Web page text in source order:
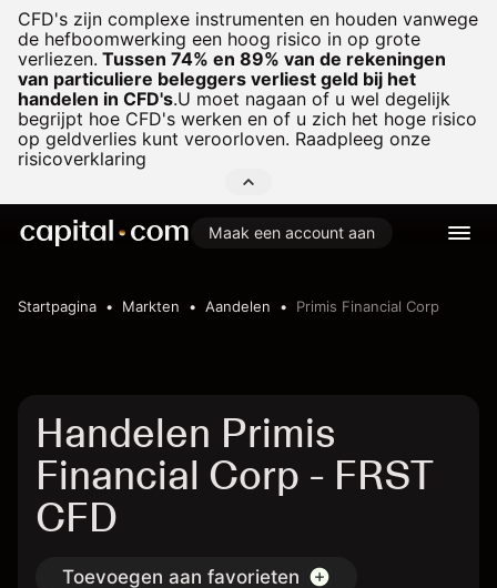
CFD's zijn complexe instrumenten en houden vanwege
de hefboomwerking een hoog risico in op grote
verliezen. Tussen 74% en 89% van de rekeningen
van particuliere beleggers verliest geld bij het
handelen in CFD's.U moet nagaan of u wel degelijk
begrijpt hoe CFD's werken en of u zich het hoge risico
op geldverlies kunt veroorloven. Raadpleeg onze
risicoverklaring
Maak een account aan
Startpagina Markten Aandelen Primis Financial Corp
Handelen Primis
Financial Corp - FRST
CFD
Toevoegen aan favorieten